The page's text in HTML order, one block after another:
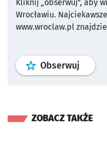
Kliknij „obserwuj”, aby
Wrocławiu.
www.wroclaw.pl
Obserwuj profil
ZOBACZ TAKŻE